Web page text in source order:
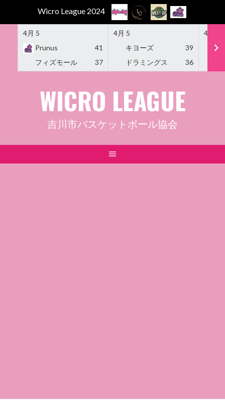
Wicro League 2024
4月 5
Prunus
41
フィズモール
37
4月 5
キヨーズ
39
ドラミングス
36
4月 5
WICRO LEAGUE
吉川市バスケットボール協会